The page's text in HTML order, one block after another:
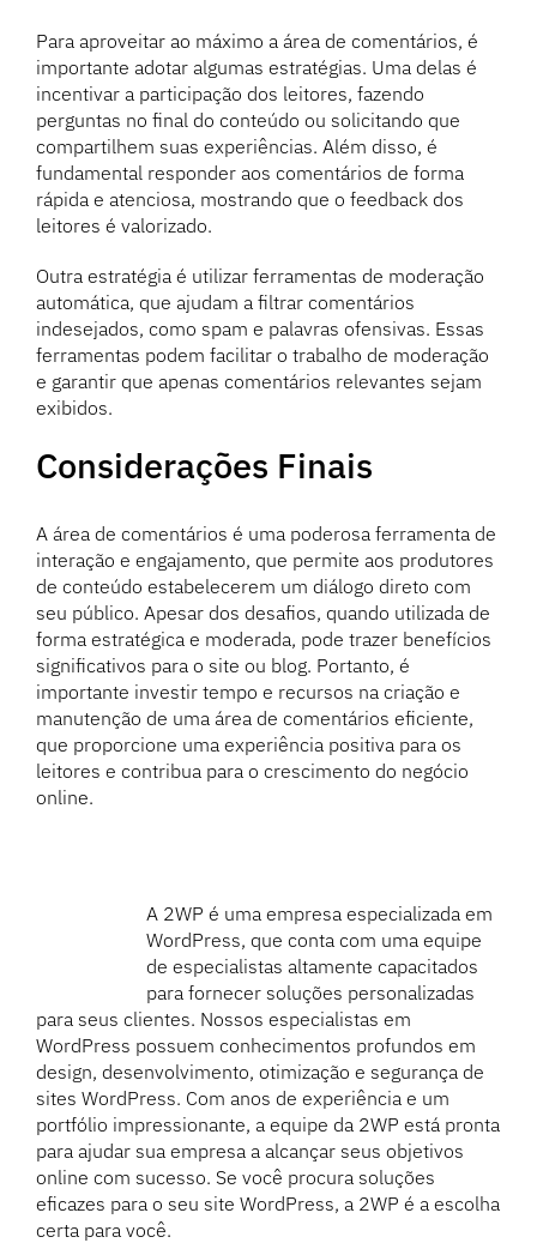
Para aproveitar ao máximo a área de comentários, é
importante adotar algumas estratégias. Uma delas é
incentivar a participação dos leitores, fazendo
perguntas no final do conteúdo ou solicitando que
compartilhem suas experiências. Além disso, é
fundamental responder aos comentários de forma
rápida e atenciosa, mostrando que o feedback dos
leitores é valorizado.
Outra estratégia é utilizar ferramentas de moderação
automática, que ajudam a filtrar comentários
indesejados, como spam e palavras ofensivas. Essas
ferramentas podem facilitar o trabalho de moderação
e garantir que apenas comentários relevantes sejam
exibidos.
Considerações Finais
A área de comentários é uma poderosa ferramenta de
interação e engajamento, que permite aos produtores
de conteúdo estabelecerem um diálogo direto com
seu público. Apesar dos desafios, quando utilizada de
forma estratégica e moderada, pode trazer benefícios
significativos para o site ou blog. Portanto, é
importante investir tempo e recursos na criação e
manutenção de uma área de comentários eficiente,
que proporcione uma experiência positiva para os
leitores e contribua para o crescimento do negócio
online.
A 2WP é uma empresa especializada em
WordPress, que conta com uma equipe
de especialistas altamente capacitados
para fornecer soluções personalizadas
para seus clientes. Nossos especialistas em
WordPress possuem conhecimentos profundos em
design, desenvolvimento, otimização e segurança de
sites WordPress. Com anos de experiência e um
portfólio impressionante, a equipe da 2WP está pronta
para ajudar sua empresa a alcançar seus objetivos
online com sucesso. Se você procura soluções
eficazes para o seu site WordPress, a 2WP é a escolha
certa para você.